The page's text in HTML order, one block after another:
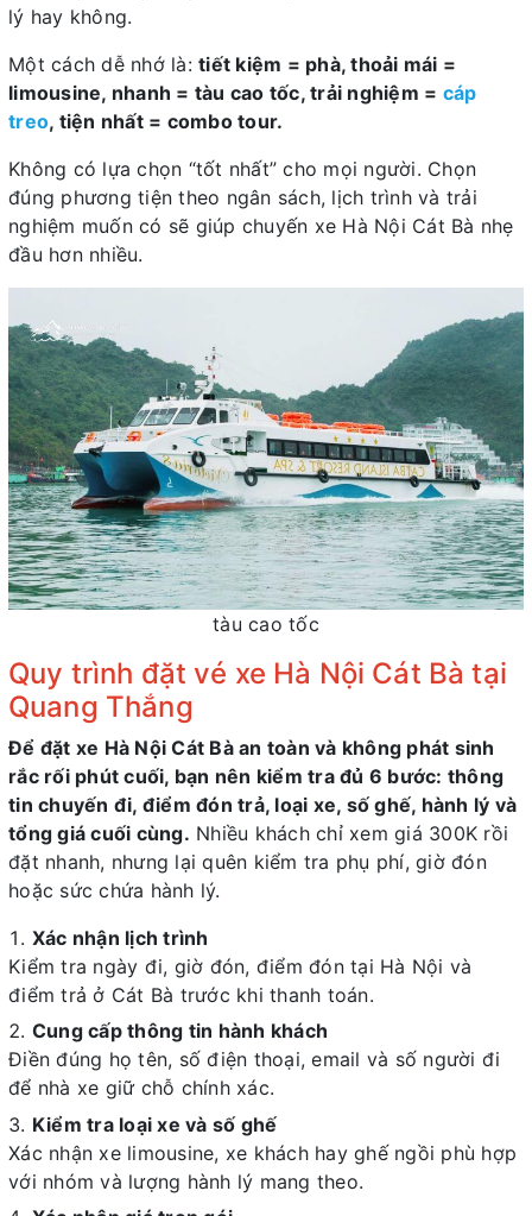
lý hay không.
Một cách dễ nhớ là: tiết kiệm = phà, thoải mái =
limousine, nhanh = tàu cao tốc, trải nghiệm = cáp
treo, tiện nhất = combo tour.
Không có lựa chọn “tốt nhất” cho mọi người. Chọn
đúng phương tiện theo ngân sách, lịch trình và trải
nghiệm muốn có sẽ giúp chuyến xe Hà Nội Cát Bà nhẹ
đầu hơn nhiều.
tàu cao tốc
Quy trình đặt vé xe Hà Nội Cát Bà tại
Quang Thắng
Để đặt xe Hà Nội Cát Bà an toàn và không phát sinh
rắc rối phút cuối, bạn nên kiểm tra đủ 6 bước: thông
tin chuyến đi, điểm đón trả, loại xe, số ghế, hành lý và
tổng giá cuối cùng. Nhiều khách chỉ xem giá 300K rồi
đặt nhanh, nhưng lại quên kiểm tra phụ phí, giờ đón
hoặc sức chứa hành lý.
Xác nhận lịch trình
Kiểm tra ngày đi, giờ đón, điểm đón tại Hà Nội và
điểm trả ở Cát Bà trước khi thanh toán.
Cung cấp thông tin hành khách
Điền đúng họ tên, số điện thoại, email và số người đi
để nhà xe giữ chỗ chính xác.
Kiểm tra loại xe và số ghế
Xác nhận xe limousine, xe khách hay ghế ngồi phù hợp
với nhóm và lượng hành lý mang theo.